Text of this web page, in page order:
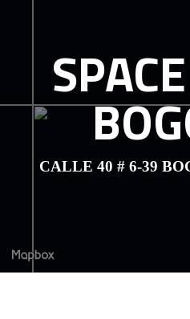
CALLE 40 # 6-39